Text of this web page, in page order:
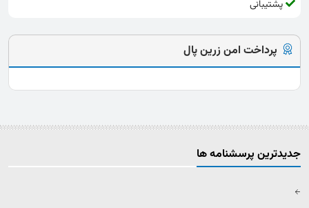
پشتیبانی
پرداخت امن زرین پال
جدیدترین پرسشنامه ها